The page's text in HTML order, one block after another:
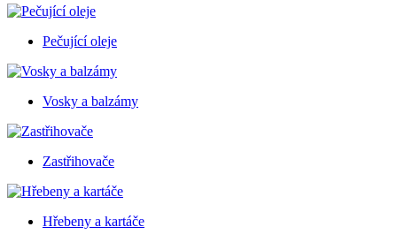
Pečující oleje
Vosky a balzámy
Zastřihovače
Hřebeny a kartáče